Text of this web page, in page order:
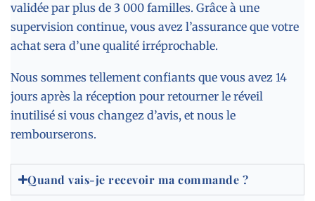
validée par plus de 3 000 familles. Grâce à une
supervision continue, vous avez l’assurance que votre
achat sera d’une qualité irréprochable.
Nous sommes tellement confiants que vous avez 14
jours après la réception pour retourner le réveil
inutilisé si vous changez d’avis, et nous le
rembourserons.
Quand vais-je recevoir ma commande ?